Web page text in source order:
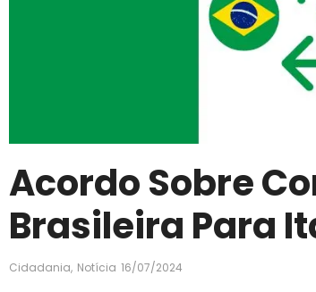
Acordo Sobre
Brasileira Para
Cidadania, Notícia 16/07/2024